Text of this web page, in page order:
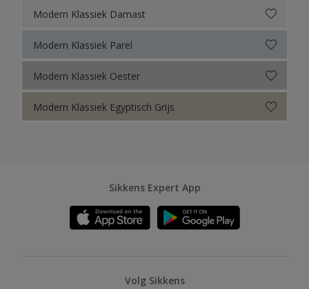
Modern Klassiek Damast
Modern Klassiek Parel
Modern Klassiek Oester
Modern Klassiek Egyptisch Grijs
Sikkens Expert App
Volg Sikkens